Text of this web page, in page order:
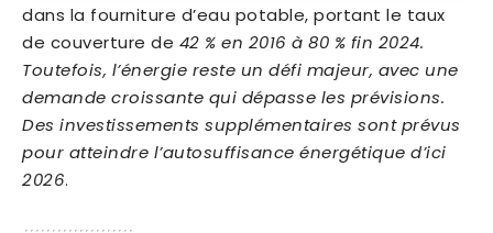
dans la fourniture d’eau potable, portant le taux
de couverture de 42 % en 2016 à 80 % fin 2024.
Toutefois, l’énergie reste un défi majeur, avec une
demande croissante qui dépasse les prévisions.
Des investissements supplémentaires sont prévus
pour atteindre l’autosuffisance énergétique d’ici
2026.